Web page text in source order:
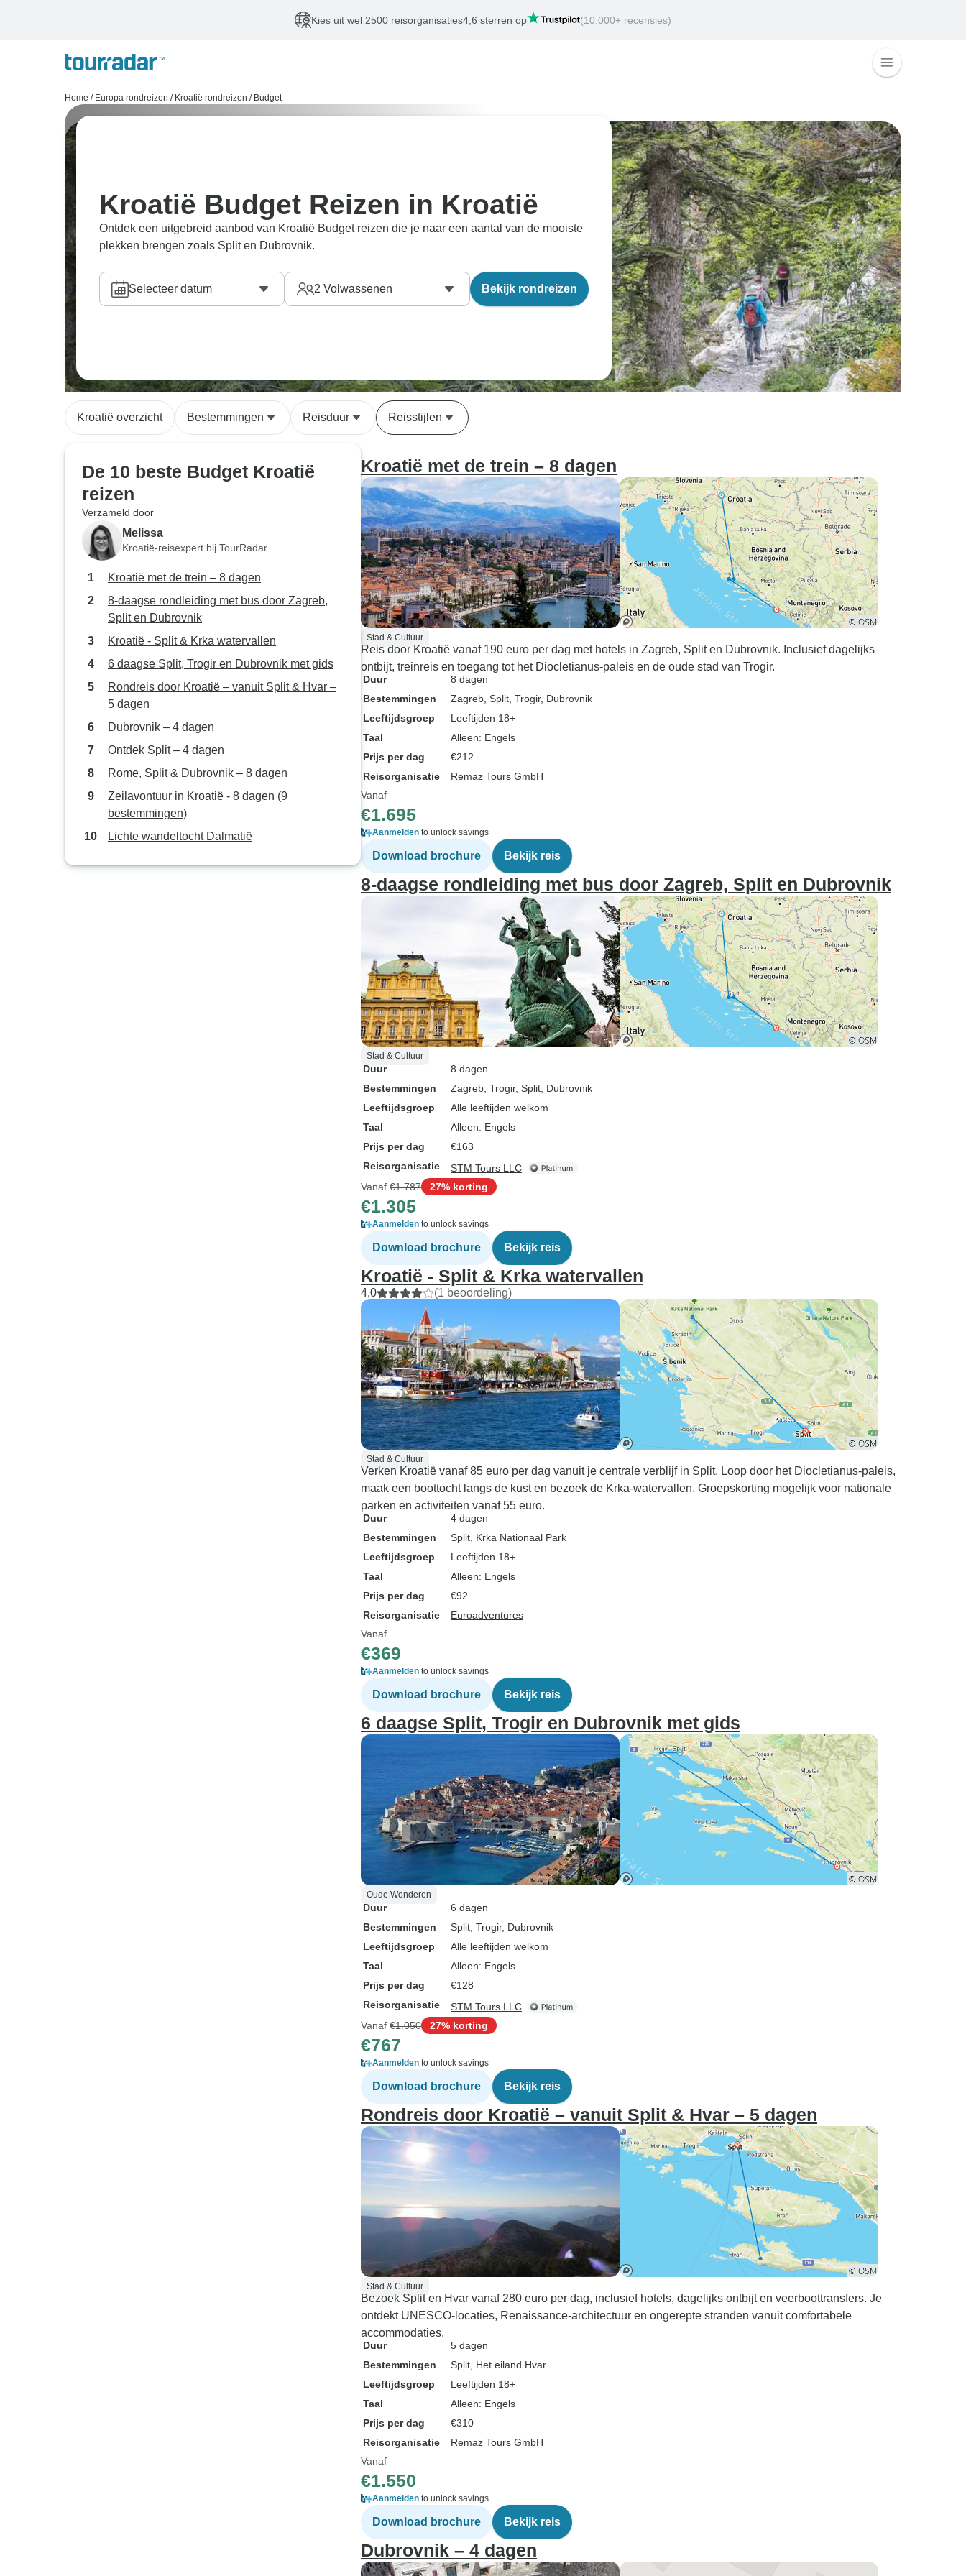
Kies uit wel 2500 reisorganisaties4,6 sterren op (10.000+ recensies)
Home / Europa rondreizen / Kroatië rondreizen / Budget
Kroatië Budget Reizen in Kroatië
Ontdek een uitgebreid aanbod van Kroatië Budget reizen die je naar een aantal van de mooiste
plekken brengen zoals Split en Dubrovnik.
Selecteer datum 2 Volwassenen Bekijk rondreizen
Kroatië overzicht Bestemmingen Reisduur Reisstijlen
De 10 beste Budget Kroatië
reizen
Verzameld door
Melissa
Kroatië-reisexpert bij TourRadar
Kroatië met de trein – 8 dagen
8-daagse rondleiding met bus door Zagreb,
Split en Dubrovnik
Kroatië - Split & Krka watervallen
6 daagse Split, Trogir en Dubrovnik met gids
Rondreis door Kroatië – vanuit Split & Hvar –
5 dagen
Dubrovnik – 4 dagen
Ontdek Split – 4 dagen
Rome, Split & Dubrovnik – 8 dagen
Zeilavontuur in Kroatië - 8 dagen (9
bestemmingen)
Lichte wandeltocht Dalmatië
Kroatië met de trein – 8 dagen
Stad & Cultuur
Reis door Kroatië vanaf 190 euro per dag met hotels in Zagreb, Split en Dubrovnik. Inclusief dagelijks
ontbijt, treinreis en toegang tot het Diocletianus-paleis en de oude stad van Trogir.
Duur
8 dagen
Bestemmingen
Zagreb , Split , Trogir, Dubrovnik
Leeftijdsgroep
Leeftijden 18+
Taal
Alleen: Engels
Prijs per dag
€212
Reisorganisatie
Remaz Tours GmbH
Vanaf
€1.695
Aanmelden to unlock savings
Download brochure Bekijk reis
8-daagse rondleiding met bus door Zagreb, Split en Dubrovnik
Stad & Cultuur
Duur
8 dagen
Bestemmingen
Zagreb , Trogir, Split , Dubrovnik
Leeftijdsgroep
Alle leeftijden welkom
Taal
Alleen: Engels
Prijs per dag
€163
Reisorganisatie
STM Tours LLC
Vanaf €1.787 27% korting
€1.305
Aanmelden to unlock savings
Download brochure Bekijk reis
Kroatië - Split & Krka watervallen
4,0 (1 beoordeling)
Stad & Cultuur
Verken Kroatië vanaf 85 euro per dag vanuit je centrale verblijf in Split. Loop door het Diocletianus-paleis,
maak een boottocht langs de kust en bezoek de Krka-watervallen. Groepskorting mogelijk voor nationale
parken en activiteiten vanaf 55 euro.
Duur
4 dagen
Bestemmingen
Split , Krka Nationaal Park
Leeftijdsgroep
Leeftijden 18+
Taal
Alleen: Engels
Prijs per dag
€92
Reisorganisatie
Euroadventures
Vanaf
€369
Aanmelden to unlock savings
Download brochure Bekijk reis
6 daagse Split, Trogir en Dubrovnik met gids
Oude Wonderen
Duur
6 dagen
Bestemmingen
Split , Trogir, Dubrovnik
Leeftijdsgroep
Alle leeftijden welkom
Taal
Alleen: Engels
Prijs per dag
€128
Reisorganisatie
STM Tours LLC
Vanaf €1.050 27% korting
€767
Aanmelden to unlock savings
Download brochure Bekijk reis
Rondreis door Kroatië – vanuit Split & Hvar – 5 dagen
Stad & Cultuur
Bezoek Split en Hvar vanaf 280 euro per dag, inclusief hotels, dagelijks ontbijt en veerboottransfers. Je
ontdekt UNESCO-locaties, Renaissance-architectuur en ongerepte stranden vanuit comfortabele
accommodaties.
Duur
5 dagen
Bestemmingen
Split , Het eiland Hvar
Leeftijdsgroep
Leeftijden 18+
Taal
Alleen: Engels
Prijs per dag
€310
Reisorganisatie
Remaz Tours GmbH
Vanaf
€1.550
Aanmelden to unlock savings
Download brochure Bekijk reis
Dubrovnik – 4 dagen